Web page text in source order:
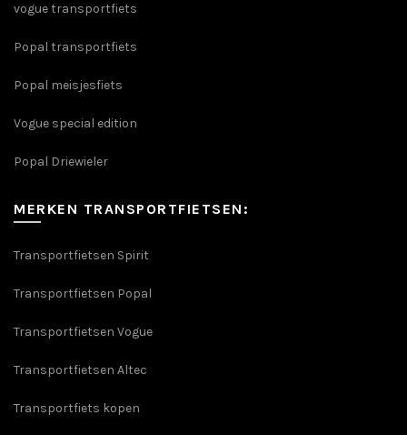
vogue transportfiets
Popal transportfiets
Popal meisjesfiets
Vogue special edition
Popal Driewieler
MERKEN TRANSPORTFIETSEN:
Transportfietsen Spirit
Transportfietsen Popal
Transportfietsen Vogue
Transportfietsen Altec
Transportfiets kopen